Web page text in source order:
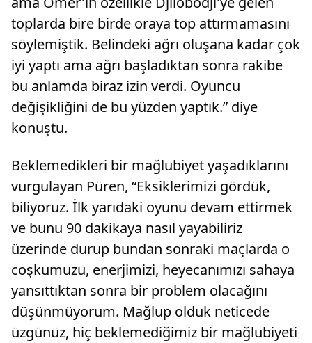
toplarda bire birde oraya top attırmamasını
söylemiştik. Belindeki ağrı oluşana kadar çok
iyi yaptı ama ağrı başladıktan sonra rakibe
bu anlamda biraz izin verdi. Oyuncu
değişikliğini de bu yüzden yaptık.” diye
konuştu.
Beklemedikleri bir mağlubiyet yaşadıklarını
vurgulayan Püren, “Eksiklerimizi gördük,
biliyoruz. İlk yarıdaki oyunu devam ettirmek
ve bunu 90 dakikaya nasıl yayabiliriz
üzerinde durup bundan sonraki maçlarda o
coşkumuzu, enerjimizi, heyecanımızı sahaya
yansıttıktan sonra bir problem olacağını
düşünmüyorum. Mağlup olduk neticede
üzgünüz, hiç beklemediğimiz bir mağlubiyeti